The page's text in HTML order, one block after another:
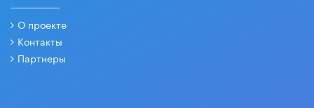
О проекте
Контакты
Партнеры